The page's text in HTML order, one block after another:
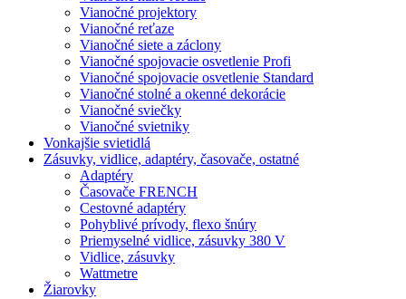
Vianočné projektory
Vianočné reťaze
Vianočné siete a záclony
Vianočné spojovacie osvetlenie Profi
Vianočné spojovacie osvetlenie Standard
Vianočné stolné a okenné dekorácie
Vianočné sviečky
Vianočné svietniky
Vonkajšie svietidlá
Zásuvky, vidlice, adaptéry, časovače, ostatné
Adaptéry
Časovače FRENCH
Cestovné adaptéry
Pohyblivé prívody, flexo šnúry
Priemyselné vidlice, zásuvky 380 V
Vidlice, zásuvky
Wattmetre
Žiarovky